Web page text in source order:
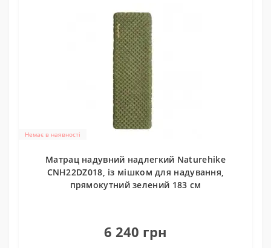
Немає в наявності
Матрац надувний надлегкий Naturehike
CNH22DZ018, із мішком для надування,
прямокутний зелений 183 см
6 240 грн